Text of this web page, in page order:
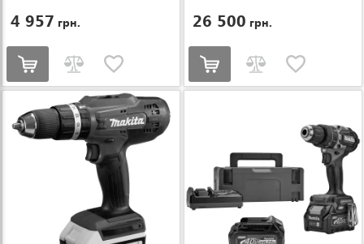
4 957 грн. 26 500 грн.